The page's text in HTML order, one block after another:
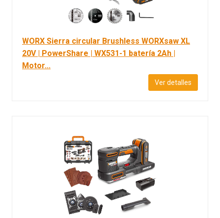
WORX Sierra circular Brushless WORXsaw XL
20V | PowerShare | WX531-1 batería 2Ah |
Motor...
Ver detalles